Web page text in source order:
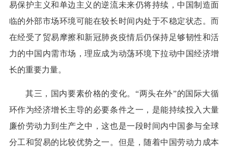
易保护主义和单边主义的逆流未来仍将持续，中国制造面
临的外部市场环境可能在较长时间内处于不稳定状态。而
在经受了贸易摩擦和新冠肺炎疫情后仍保持足够韧性和活
力的中国内需市场，理应成为动荡环境下拉动中国经济增
长的重要力量。
其三，国内要素价格的变化。“两头在外”的国际大循
环作为经济增长主导的必要条件之一，是能持续投入大量
廉价劳动力到生产之中，这也是一段时间内中国参与全球
分工和贸易的比较优势之一。但是，随着中国劳动力成本